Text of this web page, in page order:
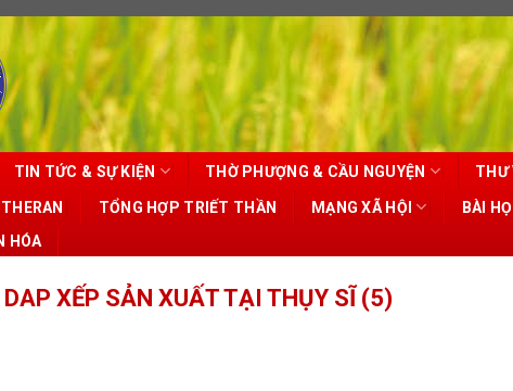
TIN TỨC & SỰ KIỆN THỜ PHƯỢNG & CẦU NGUYỆN THƯ
TỔNG HỢP TRIẾT THẦN MẠNG XÃ HỘI BÀI
HÓA
DAP XẾP SẢN XUẤT TẠI THỤY SĨ (5)